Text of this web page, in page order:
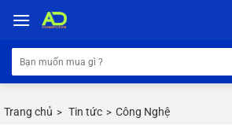
đến
nội
dung
Tìm
kiếm:
Trang chủ > Tin tức > Công Nghệ